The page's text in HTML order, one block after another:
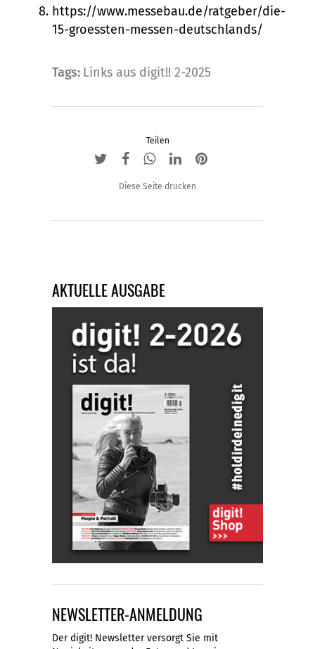
https://www.messebau.de/ratgeber/die-
15-groessten-messen-deutschlands/
Tags: Links aus digit!! 2-2025
Teilen
Diese Seite drucken
AKTUELLE AUSGABE
NEWSLETTER-ANMELDUNG
Der digit! Newsletter versorgt Sie mit